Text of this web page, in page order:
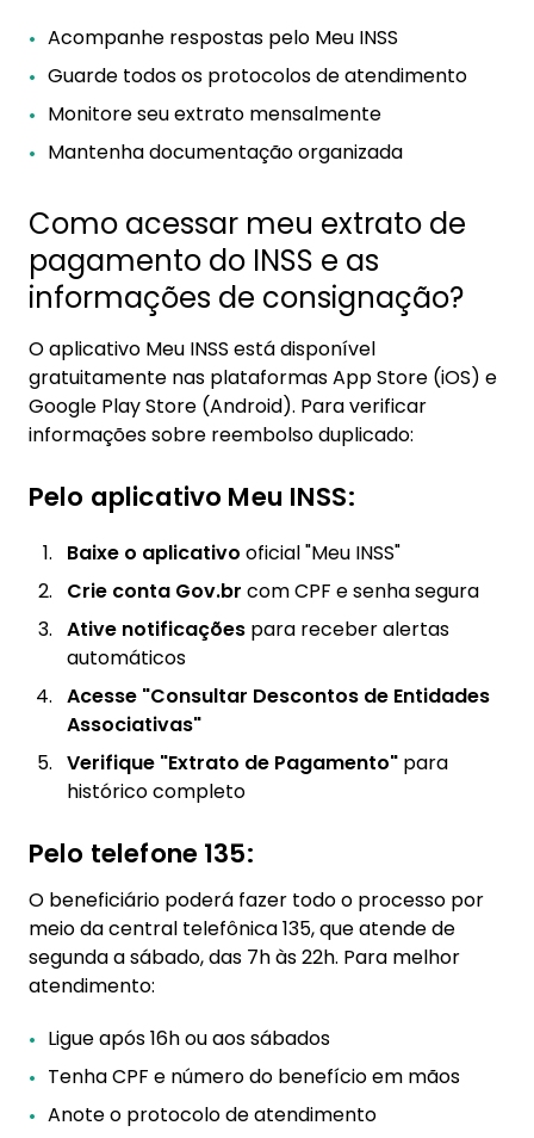
Acompanhe respostas pelo Meu INSS
Guarde todos os protocolos de atendimento
Monitore seu extrato mensalmente
Mantenha documentação organizada
Como acessar meu extrato de
pagamento do INSS e as
informações de consignação?
O aplicativo Meu INSS está disponível
gratuitamente nas plataformas App Store (iOS) e
Google Play Store (Android). Para verificar
informações sobre reembolso duplicado:
Pelo aplicativo Meu INSS:
Baixe o aplicativo oficial "Meu INSS"
Crie conta Gov.br com CPF e senha segura
Ative notificações para receber alertas
automáticos
Acesse "Consultar Descontos de Entidades
Associativas"
Verifique "Extrato de Pagamento" para
histórico completo
Pelo telefone 135:
O beneficiário poderá fazer todo o processo por
meio da central telefônica 135, que atende de
segunda a sábado, das 7h às 22h. Para melhor
atendimento:
Ligue após 16h ou aos sábados
Tenha CPF e número do benefício em mãos
Anote o protocolo de atendimento